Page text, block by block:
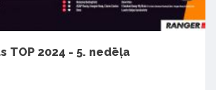
TOP 2024 - 5. nedēļa